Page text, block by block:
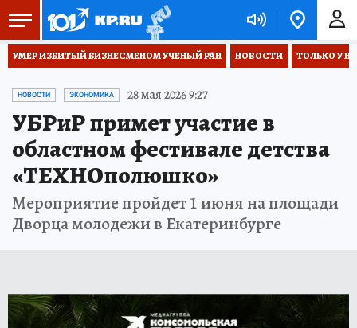
УМЕР ИЗБИТЫЙ БИЗНЕСМЕНОМ УЧЕНЫЙ РАН НОВОСТИ ТОЛЬКО У
НОВОСТИ ЭКОНОМИКА 28 мая 2026 9:27
УБРиР примет участие в
областном фестивале детства
«ТЕХНОполюшко»
Мероприятие пройдет 1 июня на площади
Дворца молодежи в Екатеринбурге